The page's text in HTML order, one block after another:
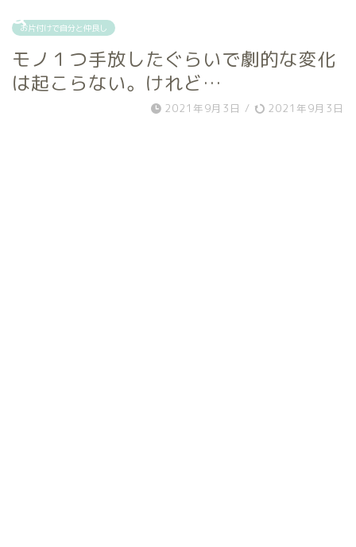
お片付けで自分と仲良し
モノ１つ手放したぐらいで劇的な変化
は起こらない。けれど…
2021年9月3日 / 2021年9月3日